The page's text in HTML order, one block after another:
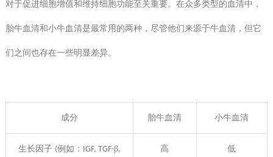
对于促进细胞增值和维持细胞功能至关重要。在众多类型的血清中，
胎牛血清和小牛血清是最常用的两种，尽管他们来源于牛血清，但它
们之间也存在一些明显差异。
成分 胎牛血清 小牛血清
生长因子 (例如： IGF, TGF-β,
高 低